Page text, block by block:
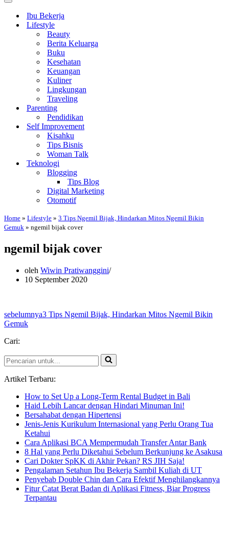
Menu
NavigasiIbu Bekerja
Lifestyle
Beauty
Berita Keluarga
Buku
Kesehatan
Keuangan
Kuliner
Lingkungan
Traveling
Parenting
Pendidikan
Self Improvement
Kisahku
Tips Bisnis
Woman Talk
Teknologi
Blogging
Tips Blog
Digital Marketing
Otomotif
Home » Lifestyle » 3 Tips Ngemil Bijak, Hindarkan Mitos Ngemil Bikin
Gemuk » ngemil bijak cover
ngemil bijak cover
oleh Wiwin Pratiwanggini
10 September 2020
sebelumnya3 Tips Ngemil Bijak, Hindarkan Mitos Ngemil Bikin
Gemuk
Cari:
Pencarian
untuk...
Artikel Terbaru:
How to Set Up a Long-Term Rental Budget in Bali
Haid Lebih Lancar dengan Hindari Minuman Ini!
Bersahabat dengan Hipertensi
Jenis-Jenis Kurikulum Internasional yang Perlu Orang Tua
Ketahui
Cara Aplikasi BCA Mempermudah Transfer Antar Bank
8 Hal yang Perlu Diketahui Sebelum Berkunjung ke Asakusa
Cari Dokter SpKK di Akhir Pekan? RS JIH Saja!
Pengalaman Setahun Ibu Bekerja Sambil Kuliah di UT
Penyebab Double Chin dan Cara Efektif Menghilangkannya
Fitur Catat Berat Badan di Aplikasi Fitness, Biar Progress
Terpantau